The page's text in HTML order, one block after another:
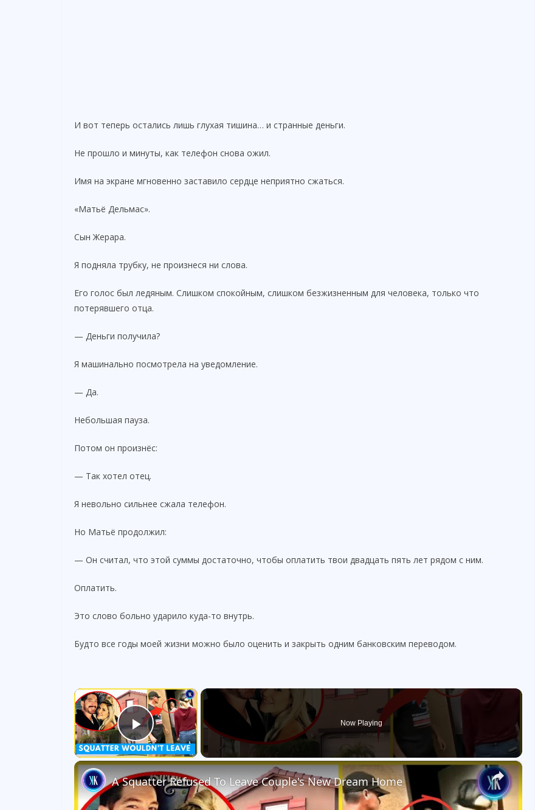
И вот теперь остались лишь глухая тишина… и странные деньги.
Не прошло и минуты, как телефон снова ожил.
Имя на экране мгновенно заставило сердце неприятно сжаться.
«Матьё Дельмас».
Сын Жерара.
Я подняла трубку, не произнеся ни слова.
Его голос был ледяным. Слишком спокойным, слишком безжизненным для человека, только что
потерявшего отца.
— Деньги получила?
Я машинально посмотрела на уведомление.
— Да.
Небольшая пауза.
Потом он произнёс:
— Так хотел отец.
Я невольно сильнее сжала телефон.
Но Матьё продолжил:
— Он считал, что этой суммы достаточно, чтобы оплатить твои двадцать пять лет рядом с ним.
Оплатить.
Это слово больно ударило куда-то внутрь.
Будто все годы моей жизни можно было оценить и закрыть одним банковским переводом.
×
Play Video
Now Playing
×
A Squatter Refused To Leave Couple's New Dream Home